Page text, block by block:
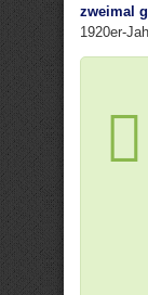
zweimal
1920er-